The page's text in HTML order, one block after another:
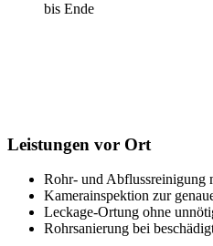
Postleitzahlen
Hasloh
Ammersbek
Hamburg
Ellerbek
Barsbüttel
Stapelfeld
Ahrensburg